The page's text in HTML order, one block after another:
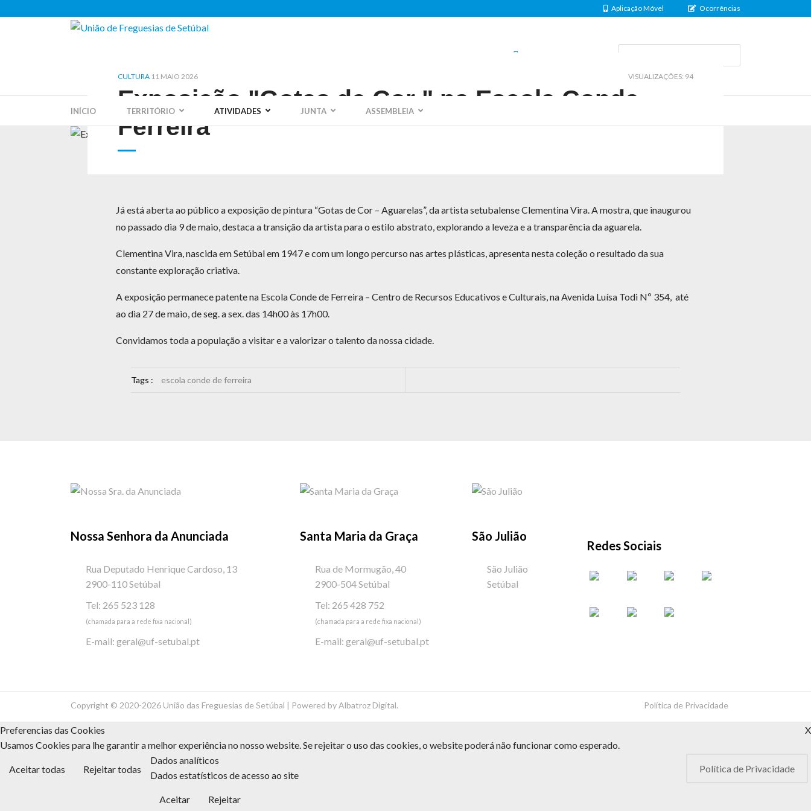
Aplicação Móvel Ocorrências
INÍCIO TERRITÓRIO ATIVIDADES JUNTA ASSEMBLEIA
CULTURA 11 MAIO 2026 VISUALIZAÇÕES: 94
Exposição "Gotas de Cor " na Escola Conde
Ferreira
Já está aberta ao público a exposição de pintura “Gotas de Cor – Aguarelas”, da artista setubalense Clementina Vira. A mostra, que inaugurou
no passado dia 9 de maio, destaca a transição da artista para o estilo abstrato, explorando a leveza e a transparência da aguarela.
Clementina Vira, nascida em Setúbal em 1947 e com um longo percurso nas artes plásticas, apresenta nesta coleção o resultado da sua
constante exploração criativa.
A exposição permanece patente na Escola Conde de Ferreira – Centro de Recursos Educativos e Culturais, na Avenida Luísa Todi Nº 354, até
ao dia 27 de maio, de seg. a sex. das 14h00 às 17h00.
Convidamos toda a população a visitar e a valorizar o talento da nossa cidade.
Tags : escola conde de ferreira
Nossa Senhora da Anunciada
Rua Deputado Henrique Cardoso, 13
2900-110 Setúbal
Tel: 265 523 128
(chamada para a rede fixa nacional)
E-mail: geral@uf-setubal.pt
Santa Maria da Graça
Rua de Mormugão, 40
2900-504 Setúbal
Tel: 265 428 752
(chamada para a rede fixa nacional)
E-mail: geral@uf-setubal.pt
São Julião
São Julião
Setúbal
Redes Sociais
Copyright © 2020-2026 União das Freguesias de Setúbal | Powered byAlbatroz Digital. Política de Privacidade
X
Preferencias das Cookies
Usamos Cookies para lhe garantir a melhor experiência no nosso website. Se rejeitar o uso das cookies, o website poderá não funcionar como esperado.
Aceitar todas Rejeitar todas Política de Privacidade
Dados analíticos
Dados estatísticos de acesso ao site
Aceitar Rejeitar